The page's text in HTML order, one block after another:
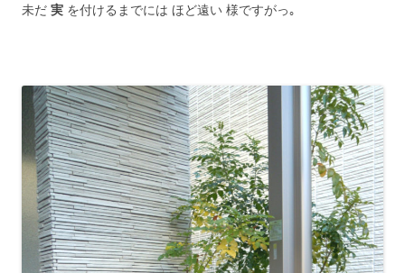
未だ 実 を付けるまでには ほど遠い 様ですがっ｡